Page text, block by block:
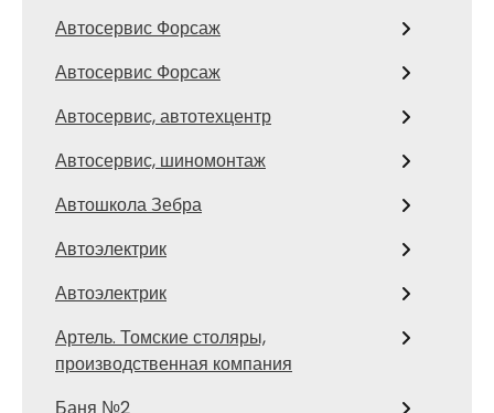
Автосервис Форсаж
Автосервис Форсаж
Автосервис, автотехцентр
Автосервис, шиномонтаж
Автошкола Зебра
Автоэлектрик
Автоэлектрик
Артель. Томские столяры,
производственная компания